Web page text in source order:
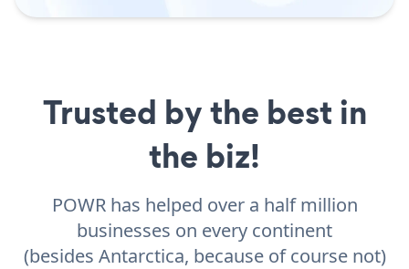
Trusted by the best in
the biz!
POWR has helped over a half million
businesses on every continent
(besides Antarctica, because of course not)